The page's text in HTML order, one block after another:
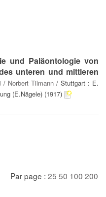
und Paläontologie von
unteren und mittleren
/ Norbert Tilmann / Stuttgart : E.
(E.Nägele) (1917)
Par page : 25 50 100 200